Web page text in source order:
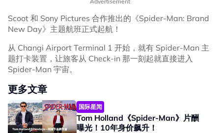
Scoot 和 Sony Pictures 合作推出的《Spider-Man: Brand
New Day》主题航班正式起航！
从 Changi Airport Terminal 1 开始，就有 Spider-Man 主
题打卡装置，让旅客从 Check-in 那一刻起就直接进入
Spider-Man 宇宙。
更多文章
国际星闻
Tom Holland《Spider-Man》片酬
曝光！10年身价飙升！